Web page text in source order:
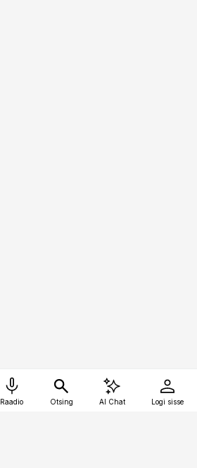
Raadio Otsing AI Chat Logi sisse